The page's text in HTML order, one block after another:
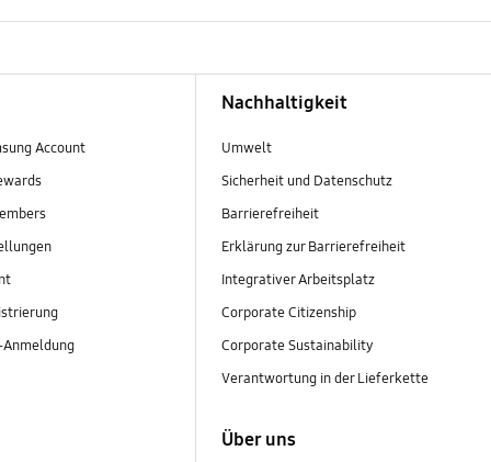
Account
Nachhaltigkeit
Umwelt
Sicherheit und Datenschutz
Barrierefreiheit
Erklärung zur Barrierefreiheit
Integrativer Arbeitsplatz
Corporate Citizenship
Corporate Sustainability
Verantwortung in der Lieferkette
Über uns